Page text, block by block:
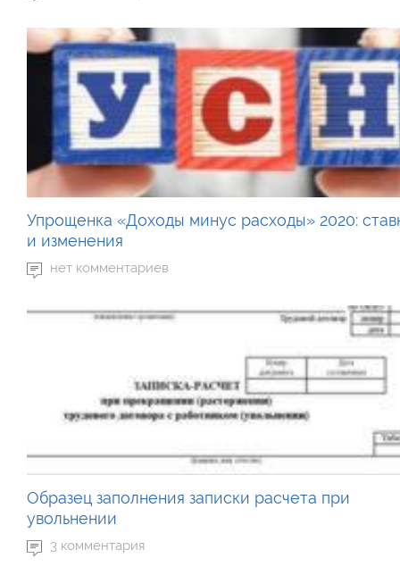
Упрощенка «Доходы минус расходы» 2020:
и изменения
нет комментариев
Образец заполнения записки расчета при
увольнении
3 комментария